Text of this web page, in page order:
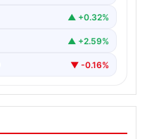
▲ +0.32%
▲ +2.59%
▼ -0.16%